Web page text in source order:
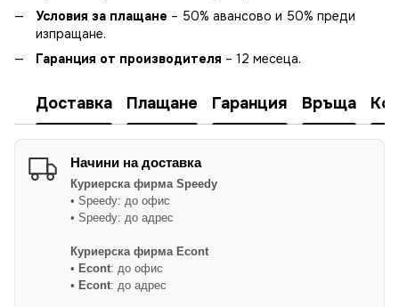
Условия за плащане – 50% авансово и 50% преди
изпращане.
Гаранция от производителя – 12 месеца.
Доставка Плащане Гаранция Връща
Начини на доставка
Куриерска фирма Speedy
• Speedy: до офис
• Speedy: до адрес
Куриерска фирма Econt
• Econt: до офис
• Econt: до адрес